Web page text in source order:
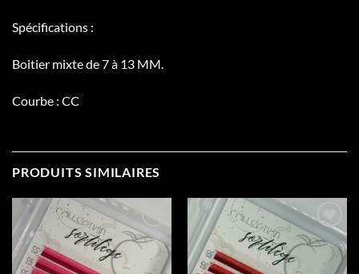
Spécifications :
Boitier mixte de 7 à 13 MM.
Courbe : CC
PRODUITS SIMILAIRES
Add to
wishlist
Add to
wishlist